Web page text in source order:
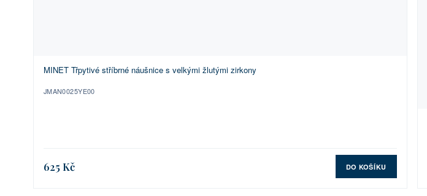
MINET Třpytivé stříbrné náušnice s velkými žlutými zirkony
JMAN0025YE00
625 Kč DO KOŠÍKU